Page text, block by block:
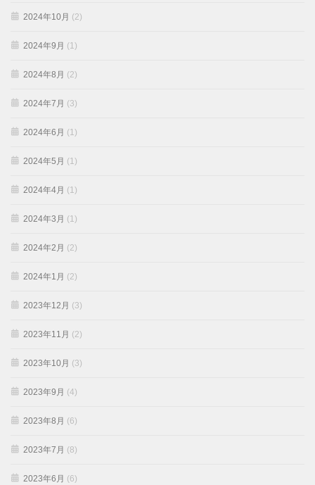
2024年10月 (2)
2024年9月 (1)
2024年8月 (2)
2024年7月 (3)
2024年6月 (1)
2024年5月 (1)
2024年4月 (1)
2024年3月 (1)
2024年2月 (2)
2024年1月 (2)
2023年12月 (3)
2023年11月 (2)
2023年10月 (3)
2023年9月 (4)
2023年8月 (6)
2023年7月 (8)
2023年6月 (6)